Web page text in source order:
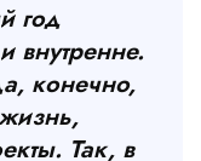
год
внутренне.
конечно,
Так, в